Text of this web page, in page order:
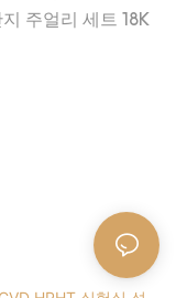
주얼리 세트 18K